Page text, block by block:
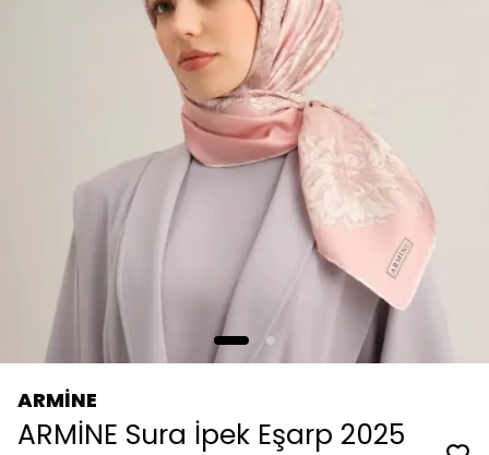
ARMİNE
ARMİNE Sura İpek Eşarp 2025